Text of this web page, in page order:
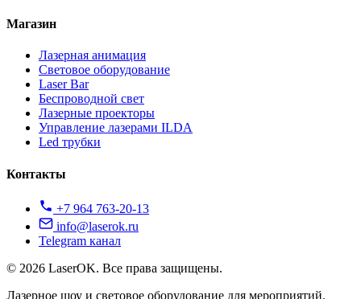
Магазин
Лазерная анимация
Световое оборудование
Laser Bar
Беспроводной свет
Лазерные проекторы
Управление лазерами ILDA
Led трубки
Контакты
+7 964 763-20-13
info@laserok.ru
Telegram канал
© 2026 LaserOK. Все права защищены.
Лазерное шоу и световое оборудование для мероприятий.